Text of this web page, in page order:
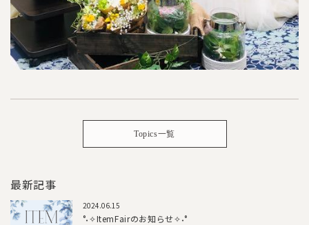
Topics一覧
最新記事
2024.06.15
°˖✧ItemFairのお知らせ✧˖°